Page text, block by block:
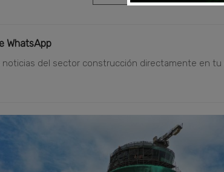
WhatsApp
noticias del sector construcción directamente en tu